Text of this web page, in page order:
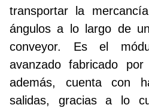
transportar la
ángulos a lo largo de
conveyor. Es el
avanzado fabricado por
además, cuenta con
salidas, gracias a lo